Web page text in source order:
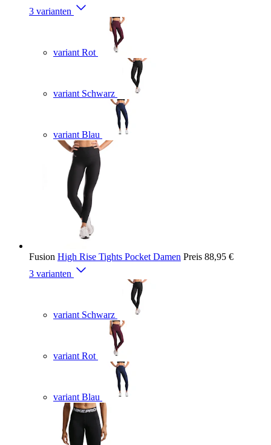
3 varianten
variant Rot
variant Schwarz
variant Blau
Fusion High Rise Tights Pocket Damen Preis 88,95 €
3 varianten
variant Schwarz
variant Rot
variant Blau